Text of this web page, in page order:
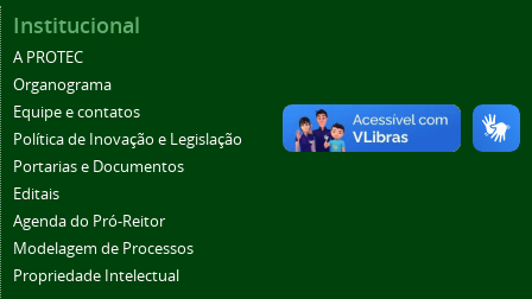
Institucional
A PROTEC
Organograma
Equipe e contatos
Política de Inovação e Legislação
Portarias e Documentos
Editais
Agenda do Pró-Reitor
Modelagem de Processos
Propriedade Intelectual